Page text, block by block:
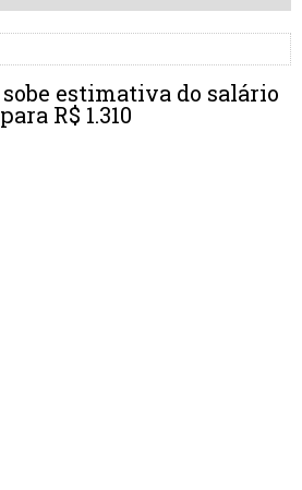
estimativa do salário
R$ 1.310